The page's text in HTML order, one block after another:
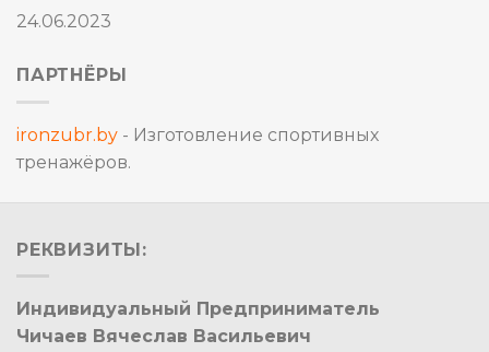
24.06.2023
ПАРТНЁРЫ
ironzubr.by - Изготовление спортивных
тренажёров.
РЕКВИЗИТЫ:
Индивидуальный Предприниматель
Чичаев Вячеслав Васильевич